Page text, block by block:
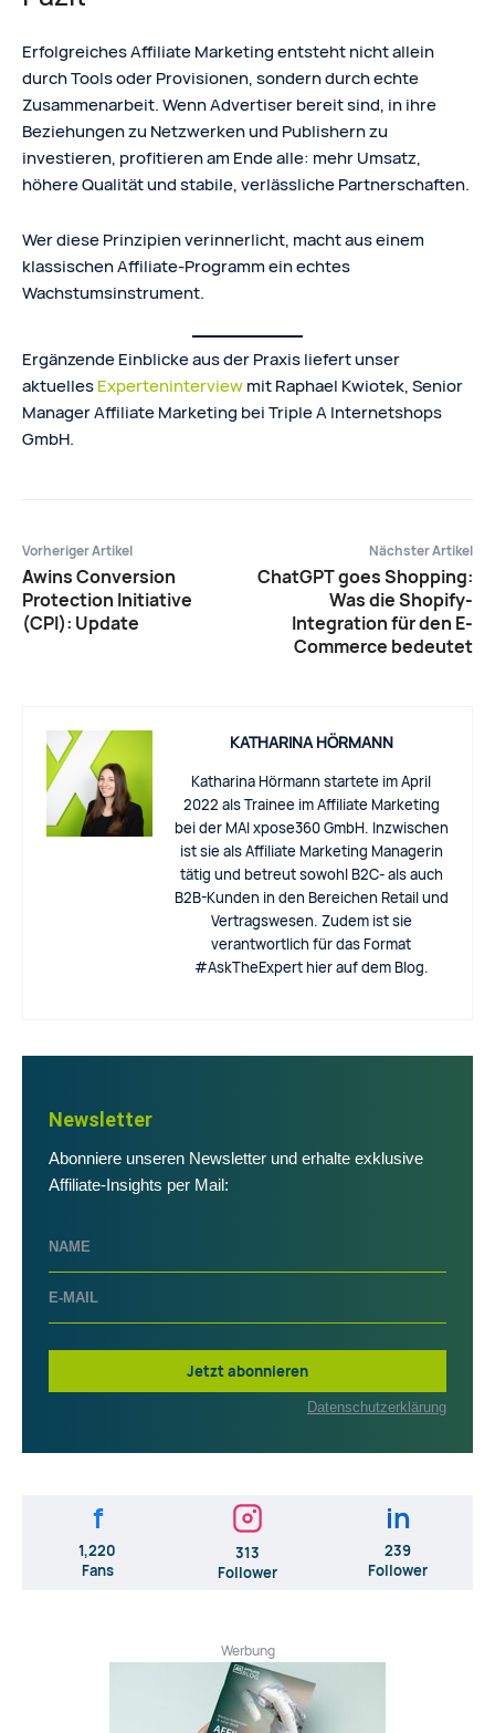
Erfolgreiches Affiliate Marketing entsteht nicht allein
durch Tools oder Provisionen, sondern durch echte
Zusammenarbeit. Wenn Advertiser bereit sind, in ihre
Beziehungen zu Netzwerken und Publishern zu
investieren, profitieren am Ende alle: mehr Umsatz,
höhere Qualität und stabile, verlässliche Partnerschaften.
Wer diese Prinzipien verinnerlicht, macht aus einem
klassischen Affiliate-Programm ein echtes
Wachstumsinstrument.
Ergänzende Einblicke aus der Praxis liefert unser
aktuellesExperteninterviewmit Raphael Kwiotek, Senior
Manager Affiliate Marketing bei Triple A Internetshops
GmbH.
Vorheriger Artikel
Awins Conversion
Protection Initiative
(CPI): Update
Nächster Artikel
ChatGPT goes Shopping:
Was die Shopify-
Integration für den E-
Commerce bedeutet
KATHARINA HÖRMANN
Katharina Hörmann startete im April
2022 als Trainee im Affiliate Marketing
bei der MAI xpose360 GmbH. Inzwischen
ist sie als Affiliate Marketing Managerin
tätig und betreut sowohl B2C- als auch
B2B-Kunden in den Bereichen Retail und
Vertragswesen. Zudem ist sie
verantwortlich für das Format
#AskTheExpert hier auf dem Blog.
Newsletter
Abonniere unseren Newsletter und erhalte exklusive
Affiliate-Insights per Mail:
Jetzt abonnieren
Datenschutzerklärung
f
1,220
Fans
313
Follower
in
239
Follower
Werbung